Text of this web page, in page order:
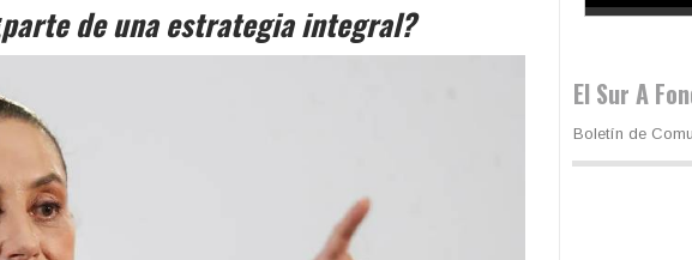
de una estrategia integral? Los latinos